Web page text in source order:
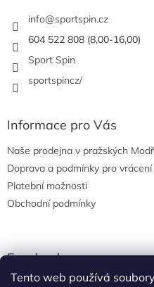
Tento web používá
info@sportspin.cz
604 522 808 (8,00-16,00)
Sport Spin
sportspincz/
Informace pro Vás
Naše prodejna v pražských
Doprava a podmínky pro
Platební možnosti
Obchodní podmínky
Facebook